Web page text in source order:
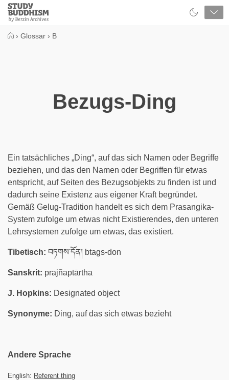
Close
Study
Buddhism
› Glossar › B
Bezugs-Ding
Ein tatsächliches „Ding“, auf das sich Namen oder Begriffe
beziehen, und das den Namen oder Begriffen für etwas
entspricht, auf Seiten des Bezugsobjekts zu finden ist und
dadurch seine Existenz aus eigener Kraft begründet.
Gemäß Gelug-Tradition handelt es sich dem Prasangika-
System zufolge um etwas nicht Existierendes, den unteren
Lehrsystemen zufolge um etwas, das existiert.
Tibetisch: བཏགས་དོན། btags-don
Sanskrit: prajñaptārtha
J. Hopkins: Designated object
Synonyme: Ding, auf das sich etwas bezieht
Andere Sprache
English: Referent thing